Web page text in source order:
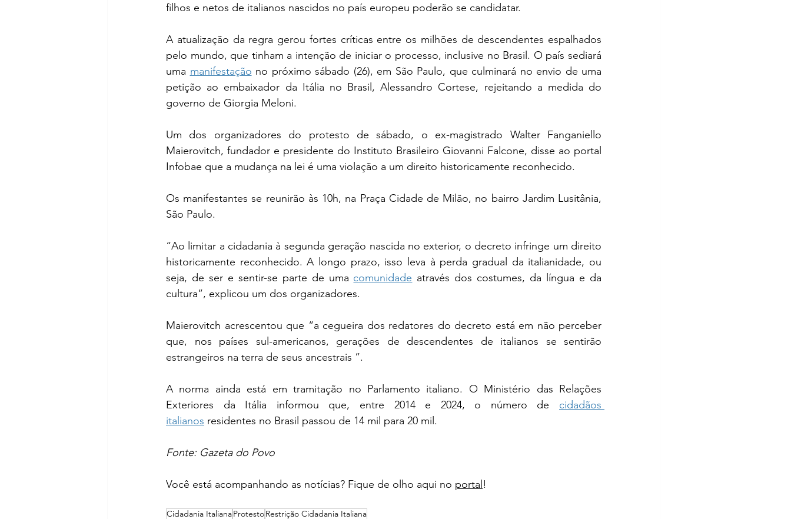
filhos e netos de italianos nascidos no país europeu poderão se candidatar.
A atualização da regra gerou fortes críticas entre os milhões de descendentes espalhados
pelo mundo, que tinham a intenção de iniciar o processo, inclusive no Brasil. O país sediará
uma manifestação no próximo sábado (26), em São Paulo, que culminará no envio de uma
petição ao embaixador da Itália no Brasil, Alessandro Cortese, rejeitando a medida do
governo de Giorgia Meloni.
Um dos organizadores do protesto de sábado, o ex-magistrado Walter Fanganiello
Maierovitch, fundador e presidente do Instituto Brasileiro Giovanni Falcone, disse ao portal
Infobae que a mudança na lei é uma violação a um direito historicamente reconhecido.
Os manifestantes se reunirão às 10h, na Praça Cidade de Milão, no bairro Jardim Lusitânia,
São Paulo.
“Ao limitar a cidadania à segunda geração nascida no exterior, o decreto infringe um direito
historicamente reconhecido. A longo prazo, isso leva à perda gradual da italianidade, ou
seja, de ser e sentir-se parte de uma comunidade através dos costumes, da língua e da
cultura”, explicou um dos organizadores.
Maierovitch acrescentou que “a cegueira dos redatores do decreto está em não perceber
que, nos países sul-americanos, gerações de descendentes de italianos se sentirão
estrangeiros na terra de seus ancestrais ”.
A norma ainda está em tramitação no Parlamento italiano. O Ministério das Relações
Exteriores da Itália informou que, entre 2014 e 2024, o número de cidadãos
italianos residentes no Brasil passou de 14 mil para 20 mil.
Fonte: Gazeta do Povo
Você está acompanhando as notícias? Fique de olho aqui no portal!
Cidadania ItalianaProtestoRestrição Cidadania Italiana